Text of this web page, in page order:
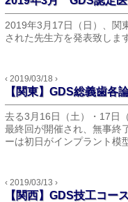
2019年3月17日（日）、関
された先生方を発表致しま
‹ 2019/03/18 ›
【関東】GDS総義歯
去る3月16日（土）・17日
最終回が開催され、無事終
ーは初日がインプラント模
‹ 2019/03/13 ›
【関西】GDS技工コー